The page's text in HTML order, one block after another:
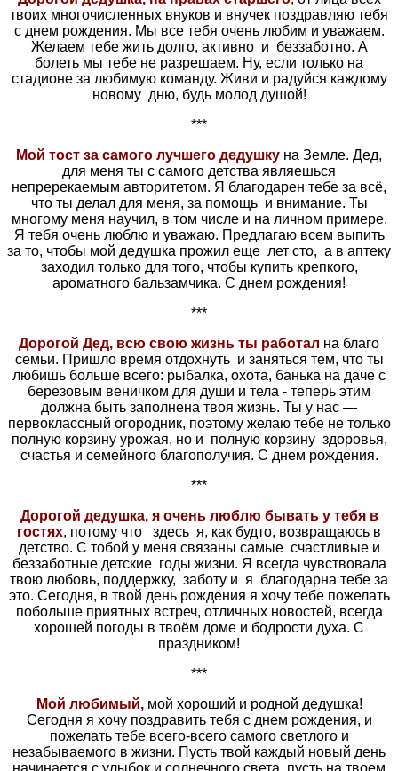
твоих многочисленных внуков и внучек поздравляю тебя
с днем рождения. Мы все тебя очень любим и уважаем.
Желаем тебе жить долго, активно и беззаботно. А
болеть мы тебе не разрешаем. Ну, если только на
стадионе за любимую команду. Живи и радуйся каждому
новому дню, будь молод душой!
***
Мой тост за самого лучшего дедушку на Земле. Дед,
для меня ты с самого детства являешься
непререкаемым авторитетом. Я благодарен тебе за всё,
что ты делал для меня, за помощь и внимание. Ты
многому меня научил, в том числе и на личном примере.
Я тебя очень люблю и уважаю. Предлагаю всем выпить
за то, чтобы мой дедушка прожил еще лет сто, а в аптеку
заходил только для того, чтобы купить крепкого,
ароматного бальзамчика. С днем рождения!
***
Дорогой Дед, всю свою жизнь ты работал на благо
семьи. Пришло время отдохнуть и заняться тем, что ты
любишь больше всего: рыбалка, охота, банька на даче с
березовым веничком для души и тела - теперь этим
должна быть заполнена твоя жизнь. Ты у нас —
первоклассный огородник, поэтому желаю тебе не только
полную корзину урожая, но и полную корзину здоровья,
счастья и семейного благополучия. С днем рождения.
***
Дорогой дедушка, я очень люблю бывать у тебя в
гостях, потому что здесь я, как будто, возвращаюсь в
детство. С тобой у меня связаны самые счастливые и
беззаботные детские годы жизни. Я всегда чувствовала
твою любовь, поддержку, заботу и я благодарна тебе за
это. Сегодня, в твой день рождения я хочу тебе пожелать
побольше приятных встреч, отличных новостей, всегда
хорошей погоды в твоём доме и бодрости духа. С
праздником!
***
Мой любимый, мой хороший и родной дедушка!
Сегодня я хочу поздравить тебя с днем рождения, и
пожелать тебе всего-всего самого светлого и
незабываемого в жизни. Пусть твой каждый новый день
начинается с улыбок и солнечного света, пусть на твоем